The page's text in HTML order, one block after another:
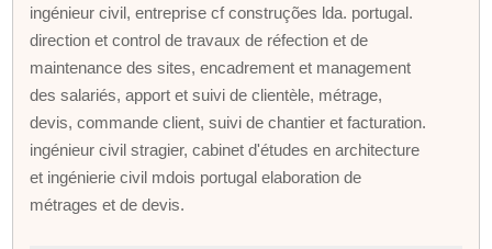
ingénieur civil, entreprise cf construções lda. portugal.
direction et control de travaux de réfection et de
maintenance des sites, encadrement et management
des salariés, apport et suivi de clientèle, métrage,
devis, commande client, suivi de chantier et facturation.
ingénieur civil stragier, cabinet d'études en architecture
et ingénierie civil mdois portugal elaboration de
métrages et de devis.